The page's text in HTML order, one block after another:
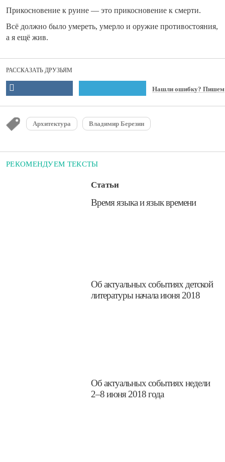
Прикосновение к руине — это прикосновение к смерти.
Всё должно было умереть, умерло и оружие противостояния,
а я ещё жив.
РАССКАЗАТЬ ДРУЗЬЯМ
Нашли ошибку? Пишем
Архитектура Владимир Березин
РЕКОМЕНДУЕМ ТЕКСТЫ
Статьи
​​Время языка и язык времени
Об актуальных событиях детской
литературы начала июня 2018
​Об актуальных событиях недели
2–8 июня 2018 года